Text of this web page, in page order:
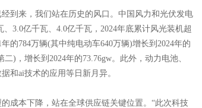
来，我们站在历史的风口。中国风力和光伏发电
3.0亿千瓦、4.0亿千瓦，2024年底累计风光装机超
的784万辆(其中纯电动车640万辆)增长到2024年的
)，增长到2024年的73.76gw。此外，动力电池、
和ai技术的应用等日新月异。
本下降，站在全球供应链关键位置。“此次科技